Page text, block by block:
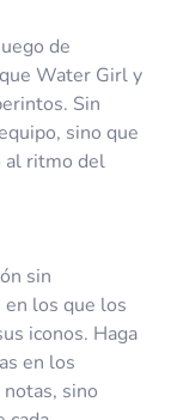
de
Water Girl y
Sin
sino que
al ritmo del
sin
los que los
iconos. Haga
en los
sino